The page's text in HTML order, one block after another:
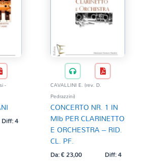
-
Diff: 4
CAVALLINI E. (rev. D.
Pedrazzini)
CONCERTO NR. 1 IN
MIb PER CLARINETTO
E ORCHESTRA – RID.
CL. PF.
Da:€23,00 Diff: 4